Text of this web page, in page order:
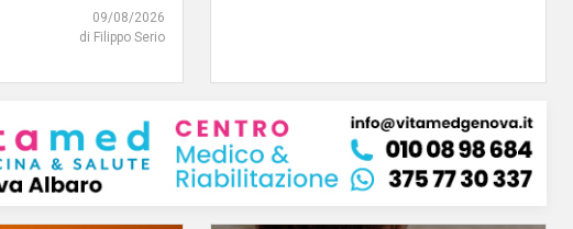
09/08/2026
di Filippo Serio